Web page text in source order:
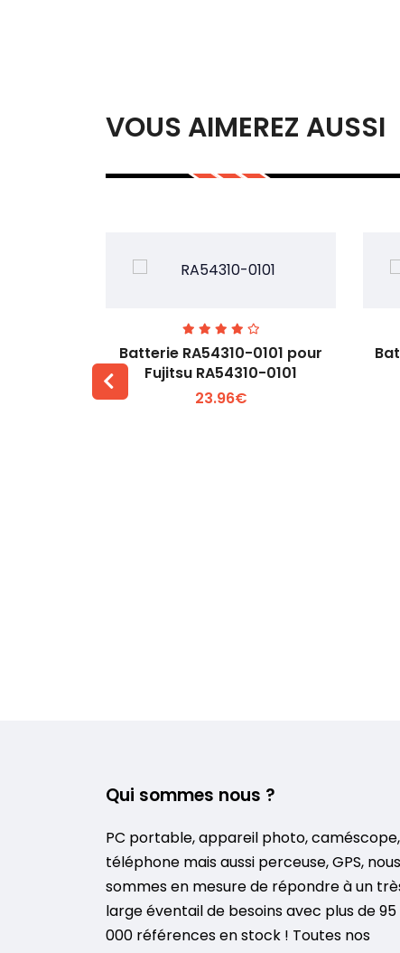
VOUS AIMEREZ AUSSI
Voir plus +
Batterie RA54310-0101 pour
Fujitsu RA54310-0101
23.96€
Qui sommes nous ?
PC portable, appareil photo, caméscope,
téléphone mais aussi perceuse, GPS, nous
sommes en mesure de répondre à un
large éventail de besoins avec plus de 95
000 références en stock ! Toutes nos